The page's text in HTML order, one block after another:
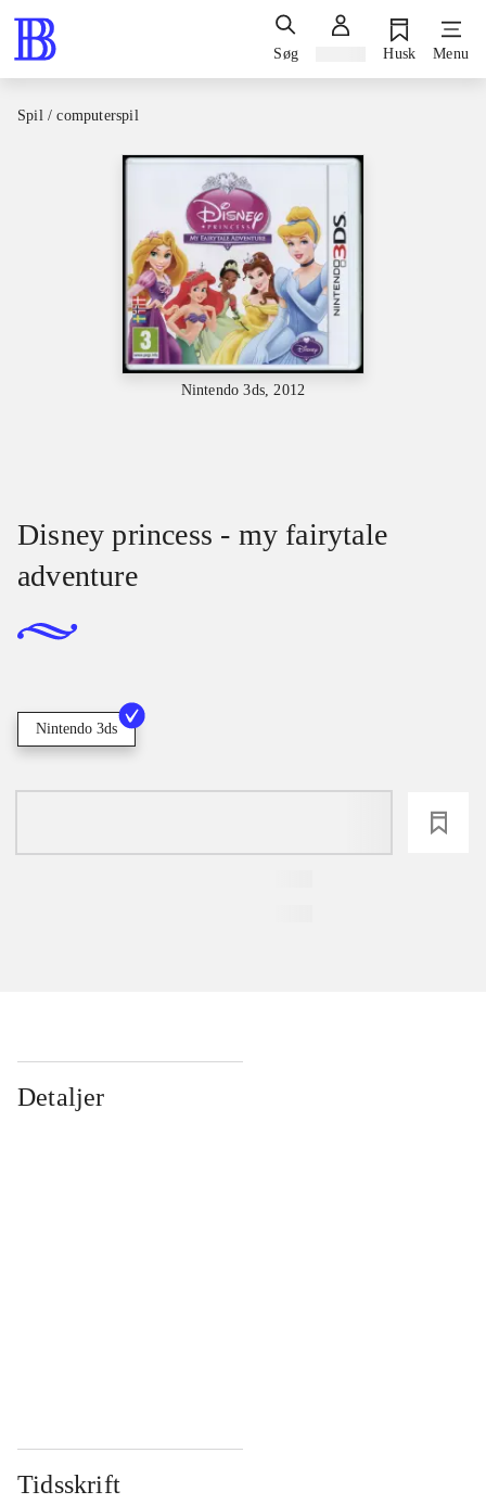
Søg Husk Menu
Spil / computerspil
Nintendo 3ds, 2012
Disney princess - my fairytale
adventure
Nintendo 3ds
Detaljer
Tidsskrift